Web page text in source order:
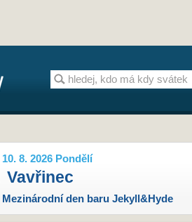
10. 8. 2026 Pondělí
Vavřinec
Mezinárodní den baru Jekyll&Hyde